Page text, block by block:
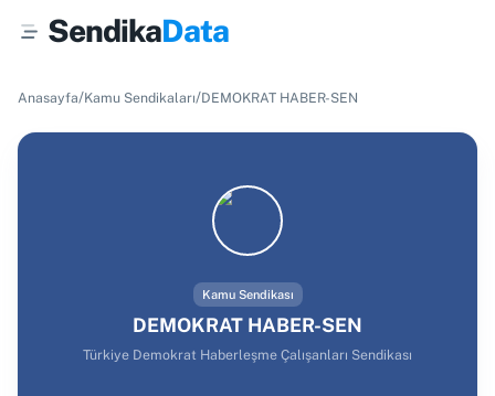
SendikaData
Anasayfa/Kamu Sendikaları/DEMOKRAT HABER-SEN
Kamu Sendikası
DEMOKRAT HABER-SEN
Türkiye Demokrat Haberleşme Çalışanları Sendikası